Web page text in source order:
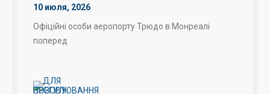
10 июля, 2026
Офіційні особи аеропорту Трюдо в Монреалі
поперед